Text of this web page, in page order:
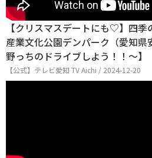
【クリスマスデートにも♡】四
産業文化公園デンパーク（愛知
野っちのドライブしよう！！～】
【公式】テレビ愛知 TV Aichi / 2024-12-20